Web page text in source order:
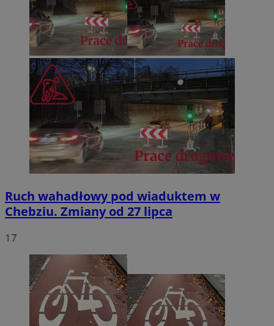
Ruch wahadłowy pod wiaduktem w
Chebziu. Zmiany od 27 lipca
17